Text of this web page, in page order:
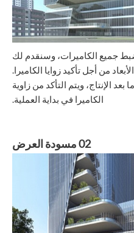
وضبط جميع الكاميرات، وسنقدم لك
من أجل تأكيد زوايا الكاميرا.
الإنتاج، ويتم التأكد من زاوية
الكاميرا في بداية العملية.
02 مسودة العرض